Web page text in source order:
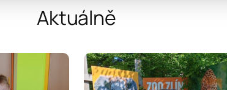
Aktuálně